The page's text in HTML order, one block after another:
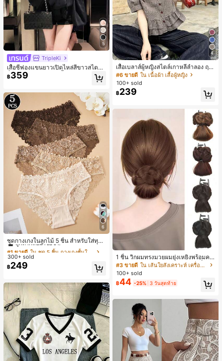
5
TripleKi
เสื้อชีฟองแขนยาวเปิดไหล่สีขาวสไตล์ฝ
รั่งเศสสำหรับผู้หญิง, เสื้อฤดูร้อนหรูหราเ
รียบง่ายเซ็กซี่สวยงามมีเอกลักษณ์สีดำ
฿359
6
ชุดกางเกงในลูกไม้ 5 ชิ้น สำหรับใส่ทุกวั
น
#1 ขายดี
ลูกค้ากลับมาซื้อซ้ำ!
#1 ขายดี
ลูกค้ากลับมาซื้อซ้ำ!
#1 ขายดี
ลูกค้ากลับมาซื้อซ้ำ!
#1 ขายดี
300+ sold
฿249
4
เสื้อเบลาส์ผู้หญิงสไตล์เกาหลีลำลอง ฤดู
ใบไม้ผลิ/ฤดูร้อนใหม่ ชายระบาย ชิคแล
ะหรูหรา
#6 ขายดี ใน เนื้อผ้า เสื้อผู้หญิง
100+ sold
฿239
1 ชิ้น วิกผมทรงมวยผมยุ่งเหยิงพร้อมคลิ
ปหนีบผม, คลิปหนีบผมสังเคราะห์ที่ได้รั
บการอัปเกรดแฟชั่น, วิกผมเส้นใยทนคว
ามร้อนสูงที่ออกแบบมาสำหรับผู้หญิง, ใ
ช้งานง่ายโดยไม่ต้องใช้เครื่องมือ, เหมา
ะสำหรับสไตล์สบายๆ, อุปกรณ์เสริมผมที่
สมบูรณ์แบบสำหรับผู้หญิง คลิปหนีบผม
คลิปหนีบผมสบายๆ แฟชั่นผม คลิปหนีบ
ผมหรูหรา ฤดูร้อน ชายหาด วันหยุด
#3 ขายดี
ใน เส้นใยสังเคราะห์ เครื่องประดับผมผู้หญิง
100+ sold
฿44 -25% 3 วันสุดท้าย